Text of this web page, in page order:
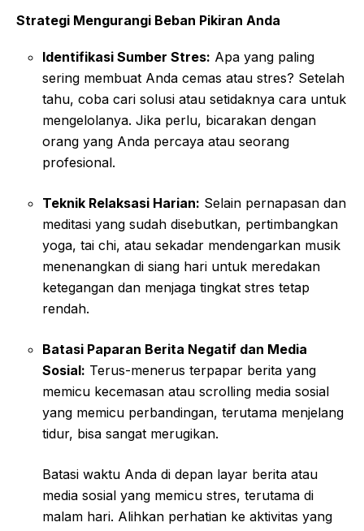
Strategi Mengurangi Beban Pikiran Anda
Identifikasi Sumber Stres: Apa yang paling
sering membuat Anda cemas atau stres? Setelah
tahu, coba cari solusi atau setidaknya cara untuk
mengelolanya. Jika perlu, bicarakan dengan
orang yang Anda percaya atau seorang
profesional.
Teknik Relaksasi Harian: Selain pernapasan dan
meditasi yang sudah disebutkan, pertimbangkan
yoga, tai chi, atau sekadar mendengarkan musik
menenangkan di siang hari untuk meredakan
ketegangan dan menjaga tingkat stres tetap
rendah.
Batasi Paparan Berita Negatif dan Media
Sosial: Terus-menerus terpapar berita yang
memicu kecemasan atau scrolling media sosial
yang memicu perbandingan, terutama menjelang
tidur, bisa sangat merugikan.
Batasi waktu Anda di depan layar berita atau
media sosial yang memicu stres, terutama di
malam hari. Alihkan perhatian ke aktivitas yang